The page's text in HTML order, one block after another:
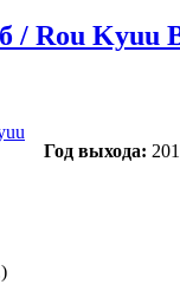
/ Rou Kyuu
Год выхода: